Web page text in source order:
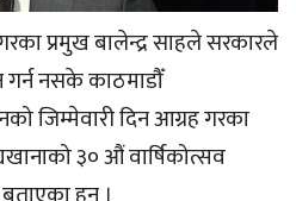
प्रमुख बालेन्द्र साहले सरकारले
गर्न नसके काठमाडौँ
जिम्मेवारी दिन आग्रह गरका
३० औं वार्षिकोत्सव